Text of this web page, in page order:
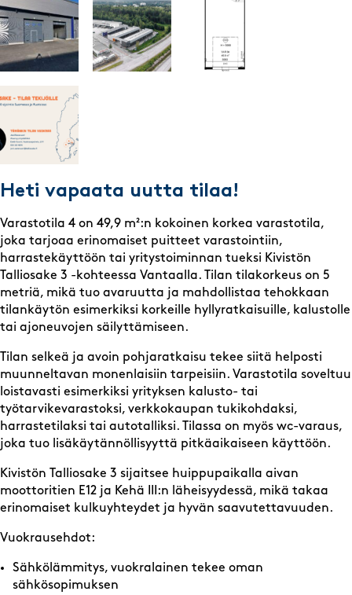
Heti vapaata uutta tilaa!
Varastotila 4 on 49,9 m²:n kokoinen korkea varastotila,
joka tarjoaa erinomaiset puitteet varastointiin,
harrastekäyttöön tai yritystoiminnan tueksi Kivistön
Talliosake 3 -kohteessa Vantaalla. Tilan tilakorkeus on 5
metriä, mikä tuo avaruutta ja mahdollistaa tehokkaan
tilankäytön esimerkiksi korkeille hyllyratkaisuille, kalustolle
tai ajoneuvojen säilyttämiseen.
Tilan selkeä ja avoin pohjaratkaisu tekee siitä helposti
muunneltavan monenlaisiin tarpeisiin. Varastotila soveltuu
loistavasti esimerkiksi yrityksen kalusto- tai
työtarvikevarastoksi, verkkokaupan tukikohdaksi,
harrastetilaksi tai autotalliksi. Tilassa on myös wc-varaus,
joka tuo lisäkäytännöllisyyttä pitkäaikaiseen käyttöön.
Kivistön Talliosake 3 sijaitsee huippupaikalla aivan
moottoritien E12 ja Kehä III:n läheisyydessä, mikä takaa
erinomaiset kulkuyhteydet ja hyvän saavutettavuuden.
Vuokrausehdot:
Sähkölämmitys, vuokralainen tekee oman
sähkösopimuksen